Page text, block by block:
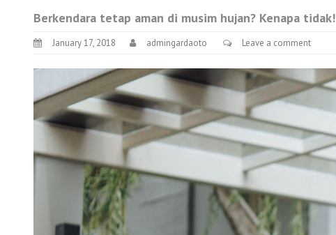
Berkendara tetap aman di musim hujan? Kenapa tidak!
January 17, 2018 admingardaoto Leave a comment